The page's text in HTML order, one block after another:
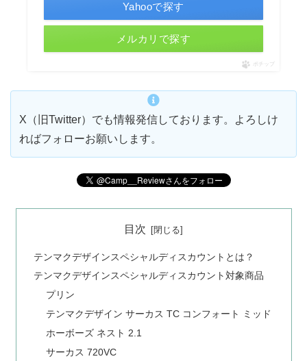
Yahooで探す
メルカリで探す
ポチップ
X（旧Twitter）でも情報発信しております。よろしけ
ればフォローお願いします。
目次
テンマクデザインスペシャルディスカウントとは？
テンマクデザインスペシャルディスカウント対象商品
プリン
テンマクデザイン サーカス TC コンフォート ミッド
ホーボーズ ネスト 2.1
サーカス 720VC